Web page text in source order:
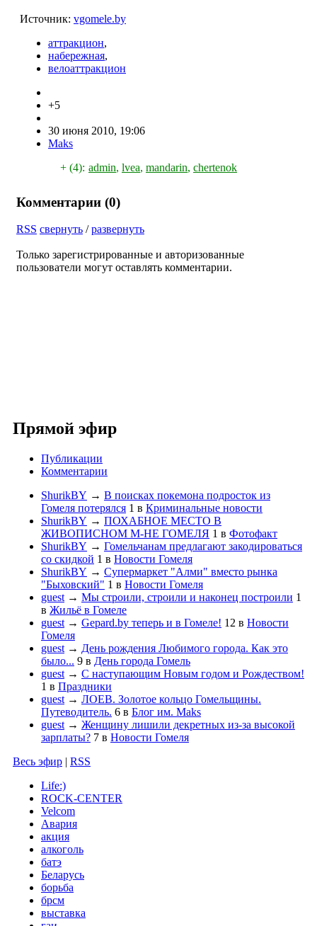
Источник: vgomele.by
аттракцион,
набережная,
велоаттракцион
+5
30 июня 2010, 19:06
Maks
+ (4): admin, lvea, mandarin, chertenok
Комментарии (0)
RSS свернуть /развернуть
Только зарегистрированные и авторизованные
пользователи могут оставлять комментарии.
Прямой эфир
Публикации
Комментарии
ShurikBY → В поисках покемона подросток из
Гомеля потерялся 1 в Криминальные новости
ShurikBY → ПОХАБНОЕ МЕСТО В
ЖИВОПИСНОМ М-НЕ ГОМЕЛЯ 1 в Фотофакт
ShurikBY → Гомельчанам предлагают закодироваться
со скидкой 1 в Новости Гомеля
ShurikBY → Супермаркет "Алми" вместо рынка
"Быховский" 1 в Новости Гомеля
guest → Мы строили, строили и наконец построили 1
в Жильё в Гомеле
guest → Gepard.by теперь и в Гомеле! 12 в Новости
Гомеля
guest → День рождения Любимого города. Как это
было... 9 в День города Гомель
guest → С наступающим Новым годом и Рождеством!
1 в Праздники
guest → ЛОЕВ. Золотое кольцо Гомельщины.
Путеводитель. 6 в Блог им. Maks
guest → Женщину лишили декретных из-за высокой
зарплаты? 7 в Новости Гомеля
Весь эфир | RSS
Life:)
ROCK-CENTER
Velcom
Авария
акция
алкоголь
батэ
Беларусь
борьба
брсм
выставка